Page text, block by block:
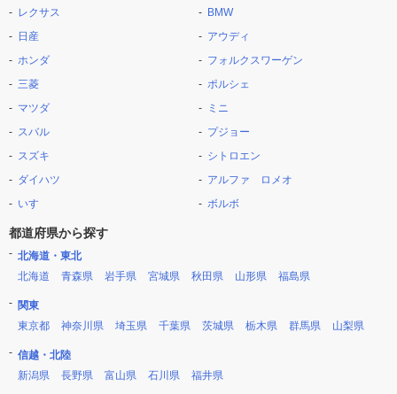
レクサス
日産
ホンダ
三菱
マツダ
スバル
スズキ
ダイハツ
いすゞ
BMW
アウディ
フォルクスワーゲン
ポルシェ
ミニ
プジョー
シトロエン
アルファ ロメオ
ボルボ
都道府県から探す
北海道・東北
北海道
青森県 岩手県 宮城県 秋田県 山形県 福島県
関東
東京都
神奈川県 埼玉県 千葉県 茨城県 栃木県 群馬県 山梨県
信越・北陸
新潟県
長野県 富山県 石川県 福井県